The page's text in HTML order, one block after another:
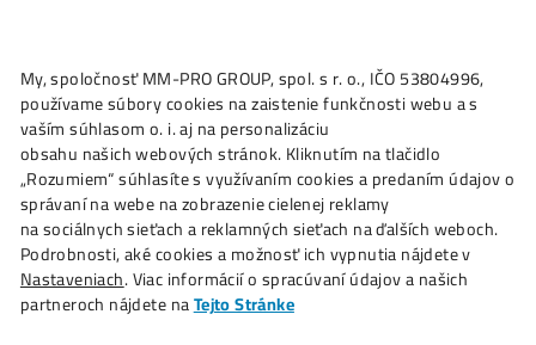
Ako toFunguje? Oplatí saŤažba? Zisky TU
Bitwise spúšťa indexový fond NFT pre
akreditovaných investorov
Domov ❯ Články ❯ Bitwise spúšťa indexový fond NFT pre
akreditovaných investorov
My, spoločnosť MM-PRO GROUP, spol. s r. o., IČO
používame súbory cookies na zaistenie funkčnosti webu a
vaším súhlasom o. i. aj na personalizáciu
obsahu našich webových stránok. Kliknutím na tlačidlo
„Rozumiem“ súhlasíte s využívaním cookies a predaním
správaní na webe na zobrazenie cielenej reklamy
na sociálnych sieťach a reklamných sieťach na ďalších
Podrobnosti, aké cookies a možnosť ich vypnutia nájdete v
Nastaveniach. Viac informácií o spracúvaní údajov a našich